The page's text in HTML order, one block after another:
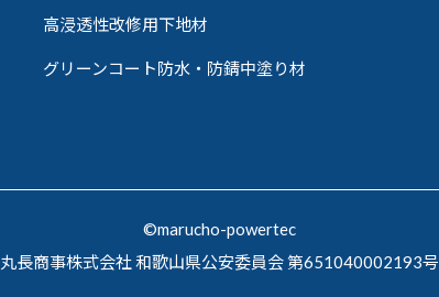
高浸透性改修用下地材
グリーンコート防水・防錆中塗り材
©marucho-powertec
丸長商事株式会社 和歌山県公安委員会 第651040002193号